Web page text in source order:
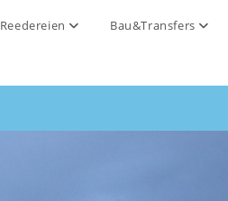
Reedereien Bau&Transfers